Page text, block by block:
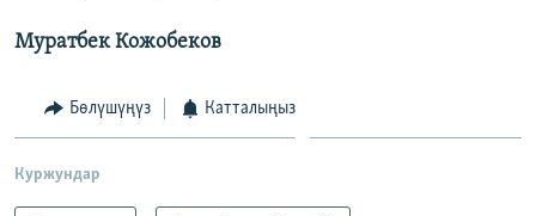
Муратбек Кожобеков
Бөлүшүңүз Катталыңыз
Куржундар